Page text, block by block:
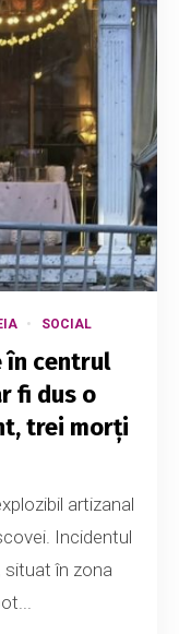
SOCIAL
în centrul
fi dus o
trei morți
artizanal
Incidentul
situat în zona